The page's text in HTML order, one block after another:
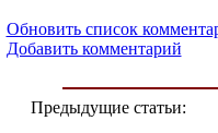
Обновить список
Добавить комментарий
Предыдущие статьи: